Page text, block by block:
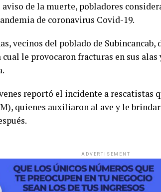
aviso de la muerte, pobladores
de coronavirus Covid-19.
vecinos del poblado de
cual le provocaron fracturas en sus
reportó el incidente a
quienes auxiliaron al ave y le
ADVERTISEMENT